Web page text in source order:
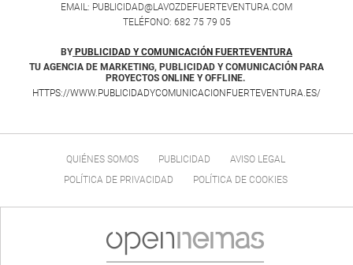
EMAIL: PUBLICIDAD@LAVOZDEFUERTEVENTURA.COM
TELÉFONO: 682 75 79 05
BY PUBLICIDAD Y COMUNICACIÓN FUERTEVENTURA
TU AGENCIA DE MARKETING, PUBLICIDAD Y COMUNICACIÓN PARA
PROYECTOS ONLINE Y OFFLINE.
HTTPS://WWW.PUBLICIDADYCOMUNICACIONFUERTEVENTURA.ES/
QUIÉNES SOMOS PUBLICIDAD
AVISO LEGAL
POLÍTICA DE PRIVACIDAD
POLÍTICA DE COOKIES